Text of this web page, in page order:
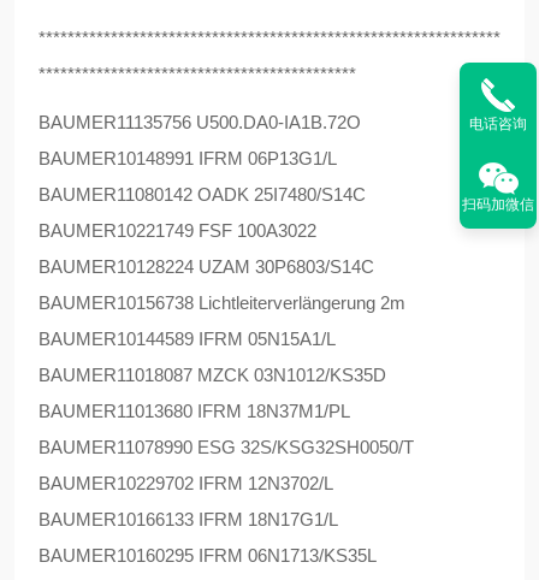
****************************************************************
********************************************
BAUMER11135756 U500.DA0-IA1B.72O
BAUMER10148991 IFRM 06P13G1/L
BAUMER11080142 OADK 25I7480/S14C
BAUMER10221749 FSF 100A3022
BAUMER10128224 UZAM 30P6803/S14C
BAUMER10156738 Lichtleiterverlängerung 2m
BAUMER10144589 IFRM 05N15A1/L
BAUMER11018087 MZCK 03N1012/KS35D
BAUMER11013680 IFRM 18N37M1/PL
BAUMER11078990 ESG 32S/KSG32SH0050/T
BAUMER10229702 IFRM 12N3702/L
BAUMER10166133 IFRM 18N17G1/L
BAUMER10160295 IFRM 06N1713/KS35L
电话咨询
扫码加微信